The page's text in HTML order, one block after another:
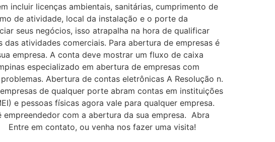
incluir licenças ambientais, sanitárias, cumprimento de
de atividade, local da instalação e o porte da
seus negócios, isso atrapalha na hora de qualificar
atividades comerciais. Para abertura de empresas é
empresa. A conta deve mostrar um fluxo de caixa
especializado em abertura de empresas com
Abertura de contas eletrônicas A Resolução n.
de qualquer porte abram contas em instituições
e pessoas físicas agora vale para qualquer empresa.
com a abertura da sua empresa. Abra
em contato, ou venha nos fazer uma visita!